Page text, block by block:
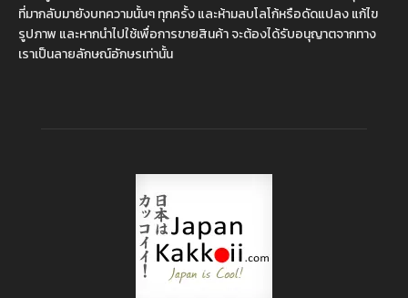
ที่มากลับมายังบทความนั้นๆ ทุกครั้ง และห้ามลบโลโก้หรือดัดแปลง แก้ไข
รูปภาพ และหากนำไปใช้เพื่อการขายสินค้า จะต้องได้รับอนุญาตจากทาง
เราเป็นลายลักษณ์อักษรเท่านั้น